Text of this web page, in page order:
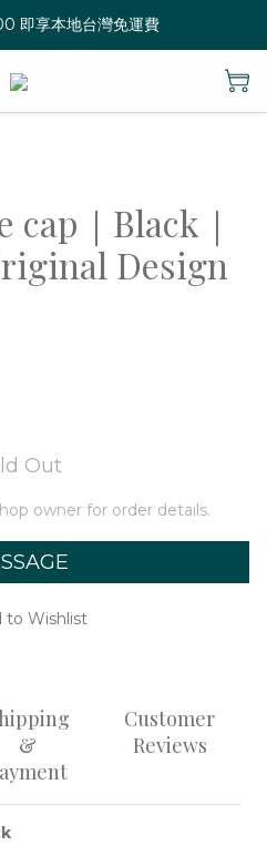
即享本地台灣免運費
｜Black｜
Design
Out
owner for order details.
to Wishlist
&
Customer
Reviews